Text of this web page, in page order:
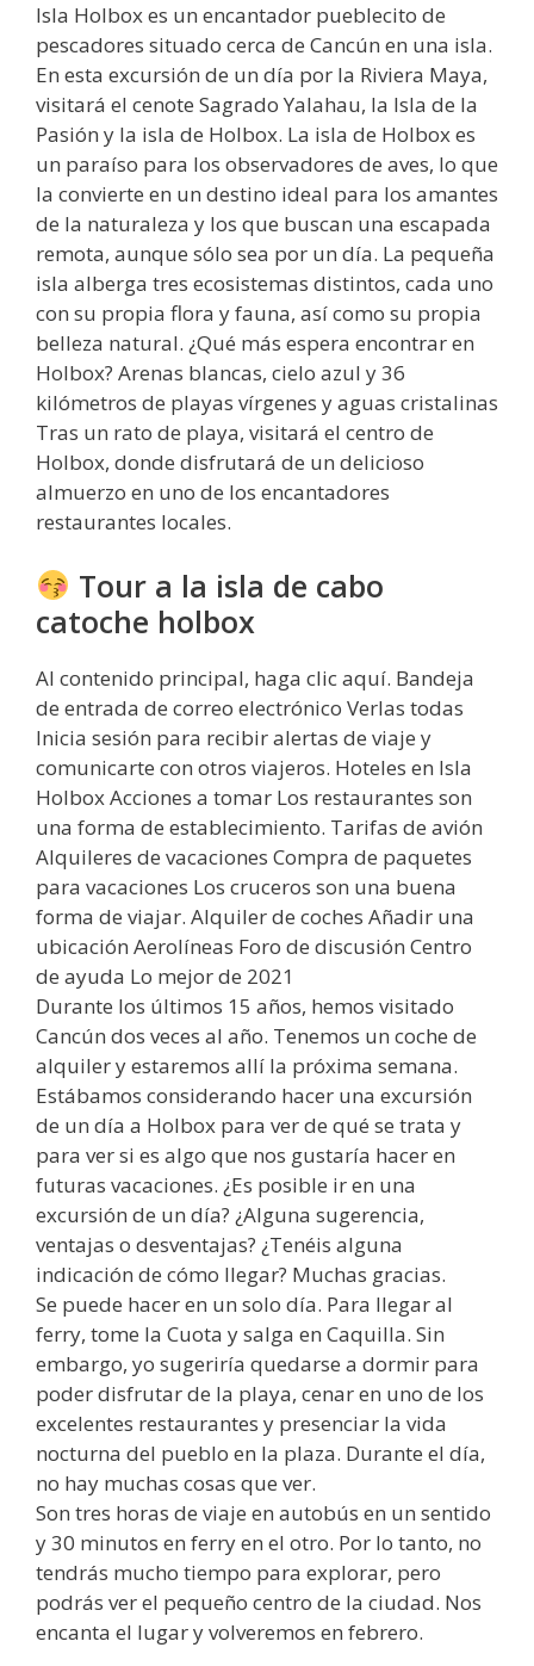
Isla Holbox es un encantador pueblecito de
pescadores situado cerca de Cancún en una isla.
En esta excursión de un día por la Riviera Maya,
visitará el cenote Sagrado Yalahau, la Isla de la
Pasión y la isla de Holbox. La isla de Holbox es
un paraíso para los observadores de aves, lo que
la convierte en un destino ideal para los amantes
de la naturaleza y los que buscan una escapada
remota, aunque sólo sea por un día. La pequeña
isla alberga tres ecosistemas distintos, cada uno
con su propia flora y fauna, así como su propia
belleza natural. ¿Qué más espera encontrar en
Holbox? Arenas blancas, cielo azul y 36
kilómetros de playas vírgenes y aguas cristalinas
Tras un rato de playa, visitará el centro de
Holbox, donde disfrutará de un delicioso
almuerzo en uno de los encantadores
restaurantes locales.
Tour a la isla de cabo
catoche holbox
Al contenido principal, haga clic aquí. Bandeja
de entrada de correo electrónico Verlas todas
Inicia sesión para recibir alertas de viaje y
comunicarte con otros viajeros. Hoteles en Isla
Holbox Acciones a tomar Los restaurantes son
una forma de establecimiento. Tarifas de avión
Alquileres de vacaciones Compra de paquetes
para vacaciones Los cruceros son una buena
forma de viajar. Alquiler de coches Añadir una
ubicación Aerolíneas Foro de discusión Centro
de ayuda Lo mejor de 2021
Durante los últimos 15 años, hemos visitado
Cancún dos veces al año. Tenemos un coche de
alquiler y estaremos allí la próxima semana.
Estábamos considerando hacer una excursión
de un día a Holbox para ver de qué se trata y
para ver si es algo que nos gustaría hacer en
futuras vacaciones. ¿Es posible ir en una
excursión de un día? ¿Alguna sugerencia,
ventajas o desventajas? ¿Tenéis alguna
indicación de cómo llegar? Muchas gracias.
Se puede hacer en un solo día. Para llegar al
ferry, tome la Cuota y salga en Caquilla. Sin
embargo, yo sugeriría quedarse a dormir para
poder disfrutar de la playa, cenar en uno de los
excelentes restaurantes y presenciar la vida
nocturna del pueblo en la plaza. Durante el día,
no hay muchas cosas que ver.
Son tres horas de viaje en autobús en un sentido
y 30 minutos en ferry en el otro. Por lo tanto, no
tendrás mucho tiempo para explorar, pero
podrás ver el pequeño centro de la ciudad. Nos
encanta el lugar y volveremos en febrero.